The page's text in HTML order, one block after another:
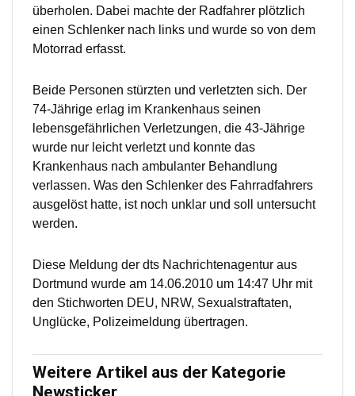
überholen. Dabei machte der Radfahrer plötzlich
einen Schlenker nach links und wurde so von dem
Motorrad erfasst.
Beide Personen stürzten und verletzten sich. Der
74-Jährige erlag im Krankenhaus seinen
lebensgefährlichen Verletzungen, die 43-Jährige
wurde nur leicht verletzt und konnte das
Krankenhaus nach ambulanter Behandlung
verlassen. Was den Schlenker des Fahrradfahrers
ausgelöst hatte, ist noch unklar und soll untersucht
werden.
Diese Meldung der dts Nachrichtenagentur aus
Dortmund wurde am 14.06.2010 um 14:47 Uhr mit
den Stichworten DEU, NRW, Sexualstraftaten,
Unglücke, Polizeimeldung übertragen.
Weitere Artikel aus der Kategorie